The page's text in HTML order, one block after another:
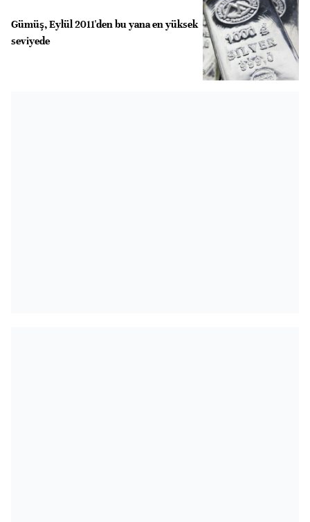
Gümüş, Eylül 2011'den bu yana en yüksek
seviyede